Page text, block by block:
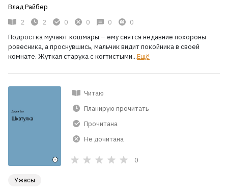
Влад Райбер
2
2 0 0 0
0
Подростка мучают кошмары – ему снятся недавние похороны
ровесника, а проснувшись, мальчик видит покойника в своей
комнате. Жуткая старуха с когтистыми...Ещё
Читаю
Планирую прочитать
Прочитана
Не дочитана
0
Ужасы